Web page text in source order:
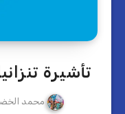
تأشيرة تنزانيا في ١٠
محمد